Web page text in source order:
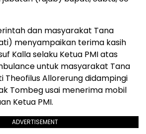
dan masyarakat Tana
menyampaikan terima kasih
Kalla selaku Ketua PMI atas
untuk masyarakat Tana
Theofilus Allorerung didampingi
Tombeg usai menerima mobil
Ketua PMI.
ADVERTISEMENT